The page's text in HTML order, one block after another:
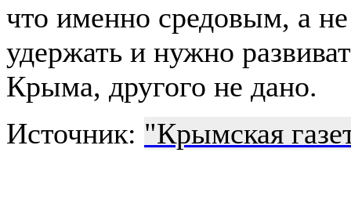
что именно средовым, а
удержать и нужно
Крыма, другого не дано.
Источник: "Крымская